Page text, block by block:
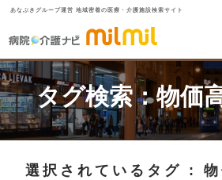
あなぶきグループ運営 地域密着の医療・介護施設検索サイト
タグ検索：物価
選択されているタグ :